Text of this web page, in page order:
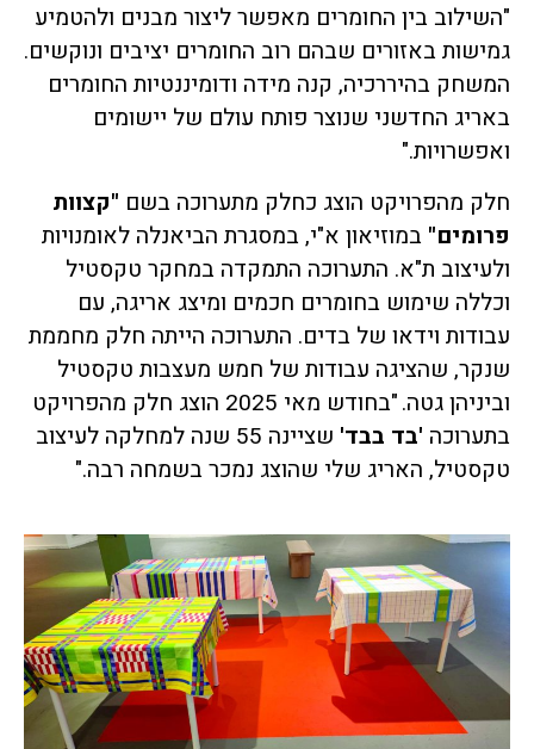
"השילוב בין החומרים מאפשר ליצור מבנים ולהטמיע
גמישות באזורים שבהם רוב החומרים יציבים ונוקשים.
המשחק בהיררכיה, קנה מידה ודומיננטיות החומרים
באריג החדשני שנוצר פותח עולם של יישומים
ואפשרויות."
חלק מהפרויקט הוצג כחלק מתערוכה בשם "קצוות
פרומים" במוזיאון א"י, במסגרת הביאנלה לאומנויות
ולעיצוב ת"א. התערוכה התמקדה במחקר טקסטיל
וכללה שימוש בחומרים חכמים ומיצג אריגה, עם
עבודות וידאו של בדים. התערוכה הייתה חלק מחממת
שנקר, שהציגה עבודות של חמש מעצבות טקסטיל
וביניהן גטה. "בחודש מאי 2025 הוצג חלק מהפרויקט
בתערוכה 'בד בבד'
שציינה 55 שנה למחלקה לעיצוב
טקסטיל, האריג שלי שהוצג נמכר בשמחה רבה."